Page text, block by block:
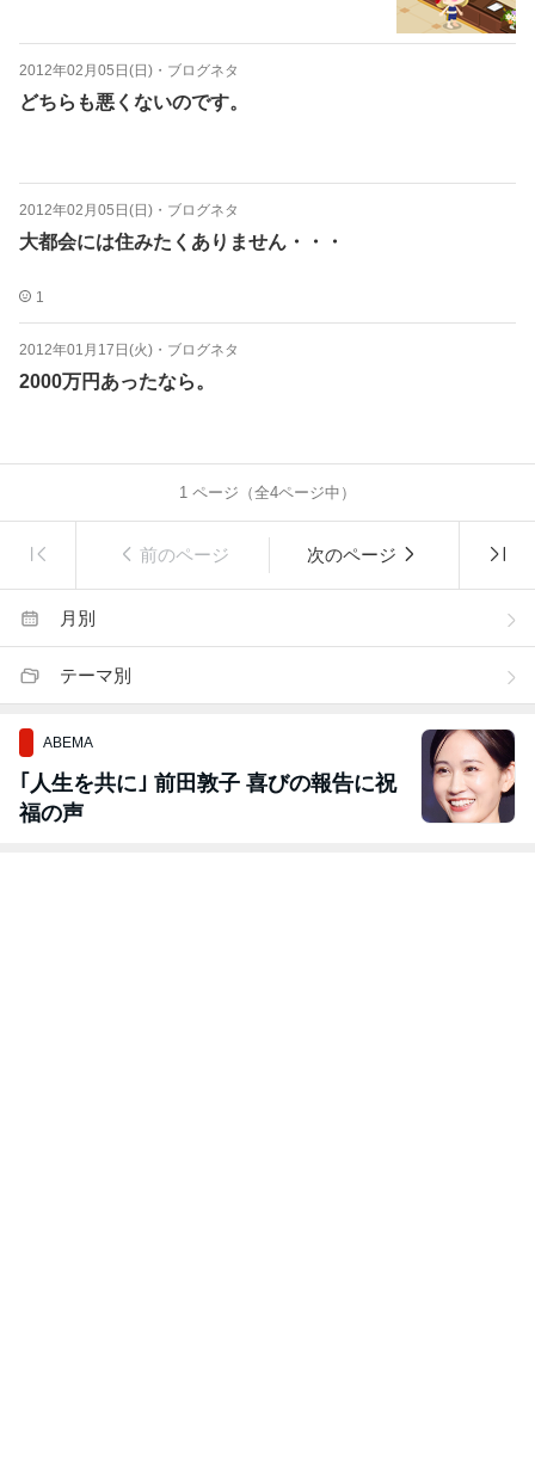
2012年02月05日(日) ・ ブログネタ
どちらも悪くないのです。
2012年02月05日(日) ・ ブログネタ
大都会には住みたくありません・・・
1
2012年01月17日(火) ・ ブログネタ
2000万円あったなら。
1 ページ（全4ページ中）
前のページ 次のページ
月別
テーマ別
ABEMA
｢人生を共に｣ 前田敦子 喜びの報告に祝
福の声